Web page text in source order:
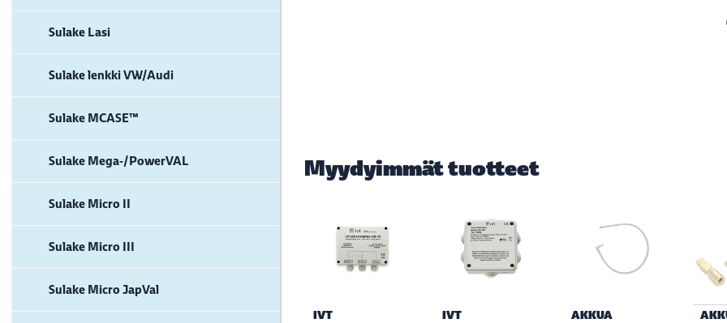
Sulake Lasi
Sulake lenkki VW/Audi
Sulake MCASE™
Sulake Mega-/PowerVAL
Sulake Micro II
Sulake Micro III
Sulake Micro JapVal
Myydyimmät tuotteet
IVT IVT AKKUA